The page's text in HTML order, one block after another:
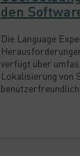
den
Die Language
verfügt über
Lokalisierung von